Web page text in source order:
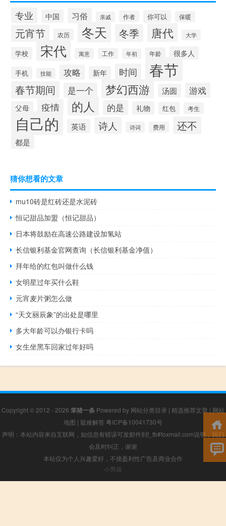
专业 中国 习俗 亲戚 作者 你可以 保暖
元宵节 农历 冬天 冬季 唐代 大学
学校 宋代 寓意 工作 年初 年龄 很多人
手机 技能 攻略 新年 时间 春节
春节期间 是一个 梦幻西游 汤圆 游戏
父母 疫情 的人 的是 礼物 红包 考生
自己的 英语 诗人 诗词 费用 还不
都是
猜你想看的文章
mu10砖是红砖还是水泥砖
恒记甜品加盟（恒记甜品）
日本将鼓励在高速公路建设加氢站
长信银利基金官网查询（长信银利基金净值）
拜年给的红包叫做什么钱
女明星过年买什么鞋
元宵麦片粥怎么做
“天文丽辰象”的出处是哪里
多大年龄可以办银行卡吗
女生坐黑车回家过年好吗
Copyright © 2012 - 2026 笨猪一条 Powered by 网站分类目录 | 精选推荐文章 | 网站
地图 | 疑难解答 粤ICP备10041730号
声明：本站内容来自互联网，如信息有错误可发邮件到f_fb#foxmail.com说明，我们
会及时纠正，谢谢
本站仅为个人兴趣爱好，不接盈利性广告及商业合作
小男孩